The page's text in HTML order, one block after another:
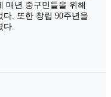
매년 중구민들을 위해
. 또한 창립 90주년을
다.